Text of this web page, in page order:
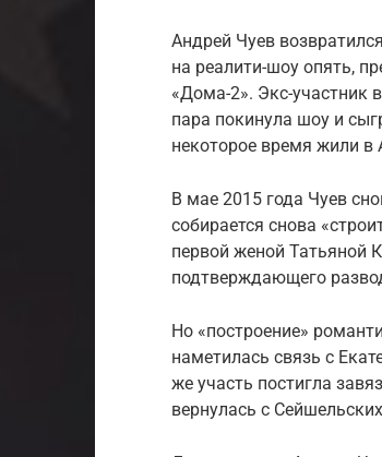
Андрей Чуев
на реалити-шоу опять,
«Дома-2». Экс-участник
пара покинула шоу и
некоторое время жили в
В мае 2015 года Чуев
собирается снова
первой женой Татьяной
подтверждающего
Но «построение»
наметилась связь с
же участь постигла
вернулась с